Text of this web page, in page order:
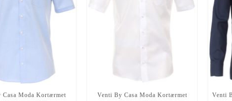
Casa Moda Kortærmet
Venti By Casa Moda Kortærmet
Venti